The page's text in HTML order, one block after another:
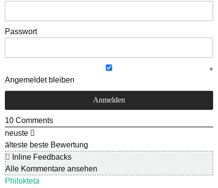
Passwort
Angemeldet bleiben
10 Comments
neuste
älteste beste Bewertung
Inline Feedbacks
Alle Kommentare ansehen
Philokteta